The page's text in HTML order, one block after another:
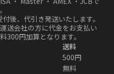
後、代引き発送いたします。
送会社の方に代金をお支払い
300円加算となります。
送料
500円
無料